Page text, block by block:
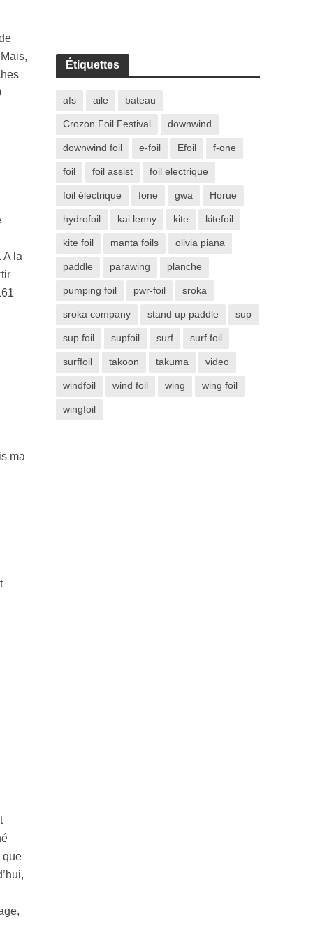
A la
ma
que
Étiquettes
afs aile bateau
Crozon Foil Festival downwind
downwind foil e-foil Efoil f-one
foil foil assist foil electrique
foil électrique fone gwa Horue
hydrofoil kai lenny kite kitefoil
kite foil manta foils olivia piana
paddle parawing planche
pumping foil pwr-foil sroka
sroka company stand up paddle sup
sup foil supfoil surf surf foil
surffoil takoon takuma video
windfoil wind foil wing wing foil
wingfoil